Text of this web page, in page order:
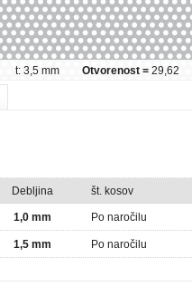
t: 3,5 mm Otvorenost = 29,62
Debljina št. kosov
1,0 mm Po naročilu
1,5 mm Po naročilu